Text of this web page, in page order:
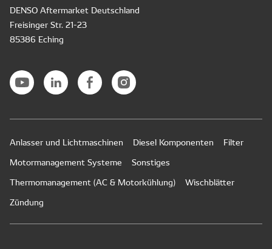
DENSO Aftermarket Deutschland
Freisinger Str. 21-23
85386 Eching
Anlasser und Lichtmaschinen Diesel Komponenten
Filter
Motormanagement Systeme
Sonstiges
Thermomanagement (AC & Motorkühlung)
Wischblätter
Zündung